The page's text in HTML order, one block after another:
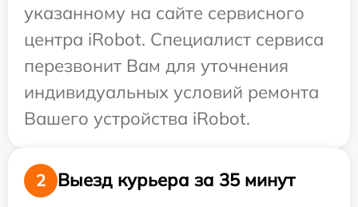
указанному на сайте сервисного
центра iRobot. Специалист сервиса
перезвонит Вам для уточнения
индивидуальных условий ремонта
Вашего устройства iRobot.
2
Выезд курьера за 35 минут